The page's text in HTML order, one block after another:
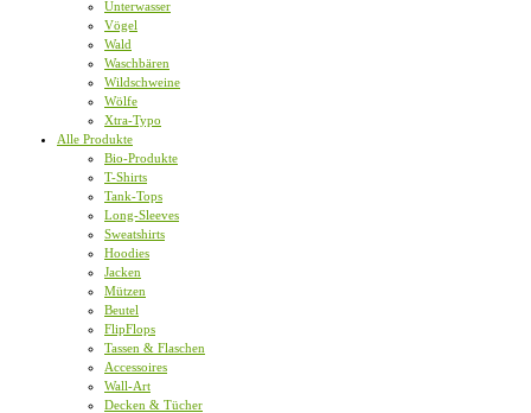
Unterwasser
Vögel
Wald
Waschbären
Wildschweine
Wölfe
Xtra-Typo
Alle Produkte
Bio-Produkte
T-Shirts
Tank-Tops
Long-Sleeves
Sweatshirts
Hoodies
Jacken
Mützen
Beutel
FlipFlops
Tassen & Flaschen
Accessoires
Wall-Art
Decken & Tücher